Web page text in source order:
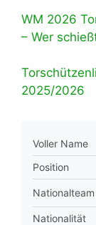
WM 2026
– Wer
2025/2026
Voller Name
Position
Nationalteam
Nationalität